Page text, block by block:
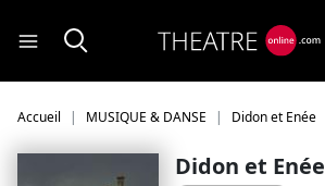
Accueil MUSIQUE & DANSE Didon et Enée
Didon et Enée